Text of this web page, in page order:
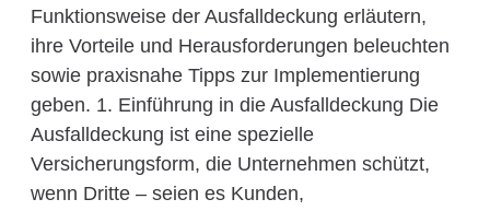
Funktionsweise der Ausfalldeckung erläutern,
ihre Vorteile und Herausforderungen beleuchten
sowie praxisnahe Tipps zur Implementierung
geben. 1. Einführung in die Ausfalldeckung Die
Ausfalldeckung ist eine spezielle
Versicherungsform, die Unternehmen schützt,
wenn Dritte – seien es Kunden,